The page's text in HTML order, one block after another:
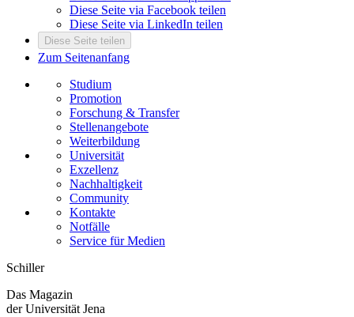
Diese Seite via Facebook teilen
Diese Seite via LinkedIn teilen
Diese Seite teilen
Zum Seitenanfang
Studium
Promotion
Forschung & Transfer
Stellenangebote
Weiterbildung
Universität
Exzellenz
Nachhaltigkeit
Community
Kontakte
Notfälle
Service für Medien
Schiller
Das Magazin
der Universität Jena